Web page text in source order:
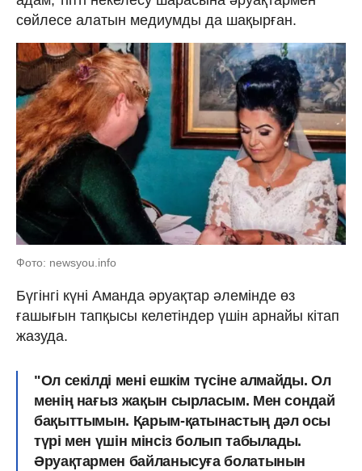
сөйлесе алатын медиумды да шақырған.
Фото: newsyou.info
Бүгінгі күні Аманда әруақтар әлемінде өз
ғашығын тапқысы келетіндер үшін арнайы кітап
жазуда.
"Ол секілді мені ешкім түсіне алмайды. Ол
менің нағыз жақын сырласым. Мен сондай
бақыттымын. Қарым-қатынастың дәл осы
түрі мен үшін мінсіз болып табылады.
Әруақтармен байланысуға болатынын